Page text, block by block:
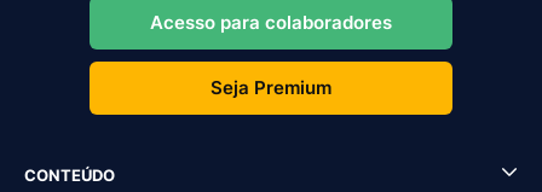
Acesso para colaboradores
Seja Premium
CONTEÚDO